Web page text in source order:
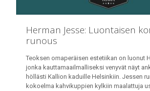
Herman Jesse: Luontaisen
runous
Teoksen omaperäisen estetiikan on luonut
jonka kauttamaailmalliseksi venyvät näyt
höllästi Kallion kaduille Helsinkiin. Jessen
kokoelma kahvikuppien kylkiin maalattuja